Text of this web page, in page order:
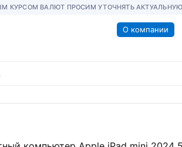
КУРСОМ ВАЛЮТ ПРОСИМ УТОЧНЯТЬ
О компании